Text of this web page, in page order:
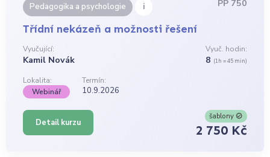
Pedagogika a psychologie i PP 750
Třídní nekázeň a možnosti řešení
Vyučující:
Kamil Novák
Vyuč. hodin:
8 (1h = 45 min)
Lokalita:
Termín:
Webinář
10.9.2026
Detail kurzu
šablony
2 750 Kč